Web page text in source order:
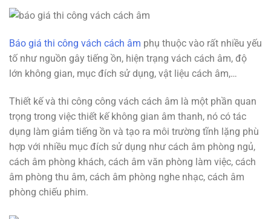
Báo giá thi công vách cách âm phụ thuộc vào rất nhiều yếu
tố như nguồn gây tiếng ồn, hiện trạng vách cách âm, độ
lớn không gian, mục đích sử dụng, vật liệu cách âm,…
Thiết kế và thi công công vách cách âm là một phần quan
trọng trong việc thiết kế không gian âm thanh, nó có tác
dụng làm giảm tiếng ồn và tạo ra môi trường tĩnh lặng phù
hợp với nhiều mục đích sử dụng như cách âm phòng ngủ,
cách âm phòng khách, cách âm văn phòng làm việc, cách
âm phòng thu âm, cách âm phòng nghe nhạc, cách âm
phòng chiếu phim.